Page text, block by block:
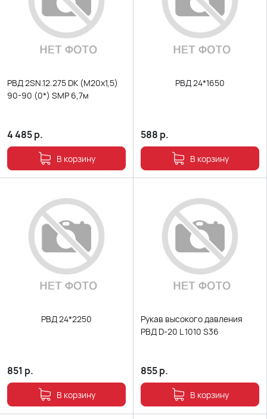
РВД 2SN.12.275 DK (М20х1,5)
90-90 (0*) SMP 6,7м
4 485р.
В корзину
РВД 24*1650
588 р.
В корзину
РВД 24*2250
851 р.
В корзину
Рукав высокого давления
РВД D-20 L 1010 S36
855р.
В корзину